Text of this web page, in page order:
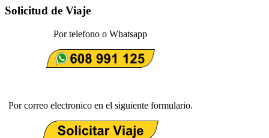
Solicitud de Viaje
Por telefono o Whatsapp
Por correo electronico en el siguiente formulario.